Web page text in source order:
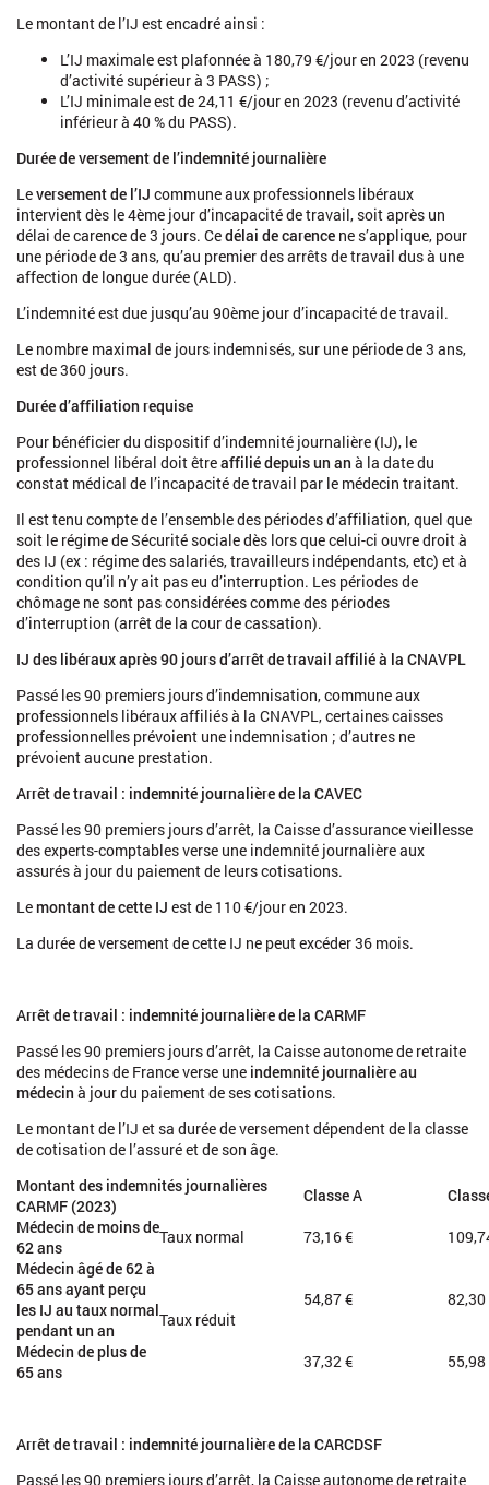
Le montant de l’IJ est encadré ainsi :
L’IJ maximale est plafonnée à 180,79 €/jour en 2023 (revenu
d’activité supérieur à 3 PASS) ;
L’IJ minimale est de 24,11 €/jour en 2023 (revenu d’activité
inférieur à 40 % du PASS).
Durée de versement de l’indemnité journalière
Leversement de l’IJ commune aux professionnels libéraux
intervient dès le 4ème jour d’incapacité de travail, soit après un
délai de carence de 3 jours. Cedélai de carence ne s’applique, pour
une période de 3 ans, qu’au premier des arrêts de travail dus à une
affection de longue durée (ALD).
L’indemnité est due jusqu’au 90ème jour d’incapacité de travail.
Le nombre maximal de jours indemnisés, sur une période de 3 ans,
est de 360 jours.
Durée d’affiliation requise
Pour bénéficier du dispositif d’indemnité journalière (IJ), le
professionnel libéral doit êtreaffilié depuis un an à la date du
constat médical de l’incapacité de travail par le médecin traitant.
Il est tenu compte de l’ensemble des périodes d’affiliation, quel que
soit le régime de Sécurité sociale dès lors que celui-ci ouvre droit à
des IJ (ex : régime des salariés, travailleurs indépendants, etc) et à
condition qu’il n’y ait pas eu d’interruption. Les périodes de
chômage ne sont pas considérées comme des périodes
d’interruption (arrêt de la cour de cassation).
IJ des libéraux après 90 jours d’arrêt de travail affilié à la CNAVPL
Passé les 90 premiers jours d’indemnisation, commune aux
professionnels libéraux affiliés à la CNAVPL, certaines caisses
professionnelles prévoient une indemnisation ; d’autres ne
prévoient aucune prestation.
Arrêt de travail : indemnité journalière de la CAVEC
Passé les 90 premiers jours d’arrêt, la Caisse d’assurance vieillesse
des experts-comptables verse une indemnité journalière aux
assurés à jour du paiement de leurs cotisations.
Lemontant de cette IJ est de 110 €/jour en 2023.
La durée de versement de cette IJ ne peut excéder 36 mois.
Arrêt de travail : indemnité journalière de la CARMF
Passé les 90 premiers jours d’arrêt, la Caisse autonome de retraite
des médecins de France verse une indemnité journalière au
médecin à jour du paiement de ses cotisations.
Le montant de l’IJ et sa durée de versement dépendent de la classe
de cotisation de l’assuré et de son âge.
Montant des indemnités journalières
CARMF (2023)
Classe A
Médecin de moins de
62 ans
Taux normal 73,16 €
Médecin âgé de 62 à
65 ans ayant perçu
les IJ au taux normal
pendant un an
Taux réduit
54,87 € 82,30
Médecin de plus de
65 ans
37,32 € 55,98
Arrêt de travail : indemnité journalière de la CARCDSF
Passé les 90 premiers jours d’arrêt, la Caisse autonome de retraite